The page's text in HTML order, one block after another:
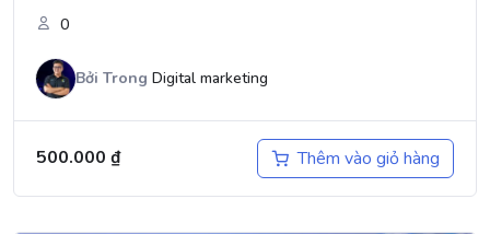
0
Bởi Trong Digital marketing
500.000 ₫ Thêm vào giỏ hàng